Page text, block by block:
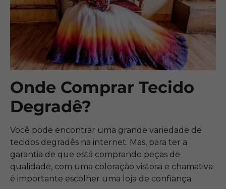
Onde Comprar Tecido
Degradê?
Você pode encontrar uma grande variedade de
tecidos degradês na internet. Mas, para ter a
garantia de que está comprando peças de
qualidade, com uma coloração vistosa e chamativa
é importante escolher uma loja de confiança.